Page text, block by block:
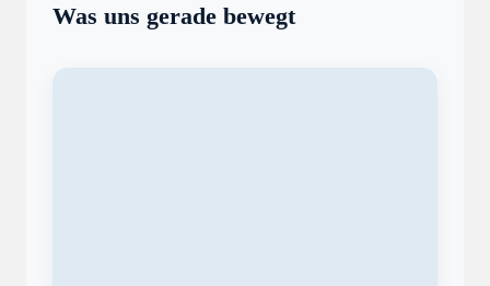
Was uns gerade bewegt